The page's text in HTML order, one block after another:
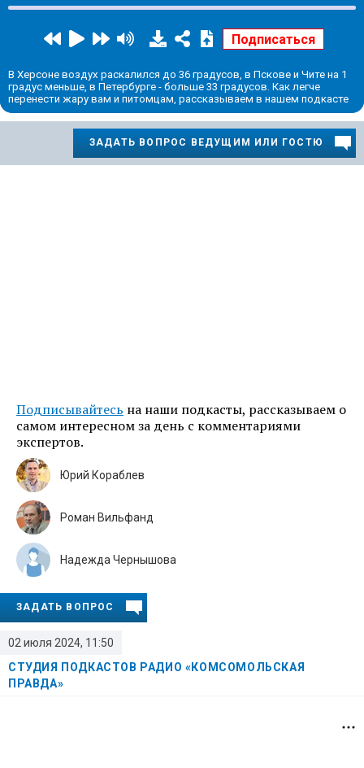
В Херсоне воздух раскалился до 36 градусов, в Пскове и Чите на 1
градус меньше, в Петербурге - больше 33 градусов. Как легче
перенести жару вам и питомцам, рассказываем в нашем подкасте
ЗАДАТЬ ВОПРОС ВЕДУЩИМ ИЛИ ГОСТЮ
Подписывайтесь на наши подкасты, рассказываем о
самом интересном за день с комментариями
экспертов.
02 июля 2024, 11:50
СТУДИЯ ПОДКАСТОВ РАДИО «КОМСОМОЛЬСКАЯ
ПРАВДА»
Юрий Кораблев
Роман Вильфанд
Надежда Чернышова
ЗАДАТЬ ВОПРОС